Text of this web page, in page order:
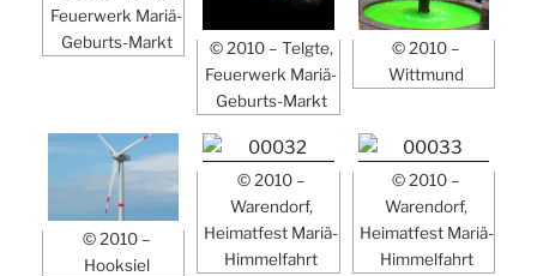
Feuerwerk Mariä-
Geburts-Markt
© 2010 – Telgte,
Feuerwerk Mariä-
Geburts-Markt
© 2010 –
Wittmund
© 2010 –
Hooksiel
© 2010 –
Warendorf,
Heimatfest Mariä-
Himmelfahrt
© 2010 –
Warendorf,
Heimatfest Mariä-
Himmelfahrt